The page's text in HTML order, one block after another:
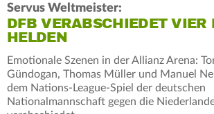
Servus Weltmeister:
DFB VERABSCHIEDET VIER
ELDEN
Emotionale Szenen in der Allianz Arena:
Gündogan, Thomas Müller und Manuel
dem Nations-League-Spiel der deutschen
Nationalmannschaft gegen die